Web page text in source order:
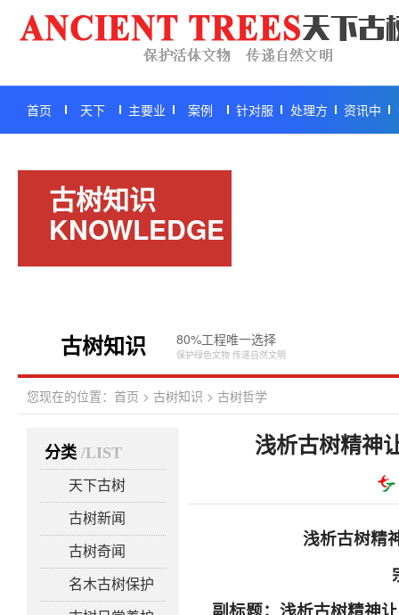
首页 天下 主要业 案例 针对服 处理方 资讯中
古树知识
KNOWLEDGE
古树知识 80%工程唯一选择
保护绿色文物 传递自然文明
您现在的位置： 首页 > 古树知识 > 古树哲学
分类/LIST
天下古树
古树新闻
古树奇闻
名木古树保护
浅析古树精神
浅析古树精
副标题：浅析古树精神